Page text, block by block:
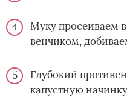
Муку просеиваем
венчиком,
Глубокий
капустную